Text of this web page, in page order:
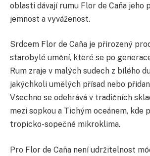
oblasti dávají rumu Flor de Caña jeho
jemnost a vyváženost.
Srdcem Flor de Caña je přirozený
starobylé umění, které se po
Rum zraje v malých sudech z bílého
jakýchkoli umělých přísad nebo
Všechno se odehrává v tradičních
mezi sopkou a Tichým oceánem, kde
tropicko-sopečné mikroklima.
Pro Flor de Caña není udržitelnost